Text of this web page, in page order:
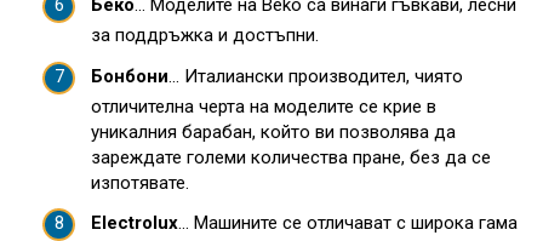
Беко... Моделите на Beko са винаги гъвкави, лесни
за поддръжка и достъпни.
Бонбони... Италиански производител, чиято
отличителна черта на моделите се крие в
уникалния барабан, който ви позволява да
зареждате големи количества пране, без да се
изпотявате.
Electrolux... Машините се отличават с широка гама